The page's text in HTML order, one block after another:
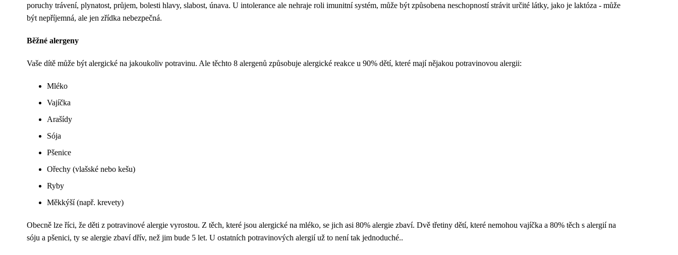
poruchy trávení, plynatost, průjem, bolesti hlavy, slabost, únava. U intolerance ale nehraje roli imunitní systém, může být způsobena neschopností strávit určité látky, jako je laktóza - může
být nepříjemná, ale jen zřídka nebezpečná.
Běžné alergeny
Vaše dítě může být alergické na jakoukoliv potravinu. Ale těchto 8 alergenů způsobuje alergické reakce u 90% dětí, které mají nějakou potravinovou alergii:
Mléko
Vajíčka
Arašídy
Sója
Pšenice
Ořechy (vlašské nebo kešu)
Ryby
Měkkýší (např. krevety)
Obecně lze říci, že děti z potravinové alergie vyrostou. Z těch, které jsou alergické na mléko, se jich asi 80% alergie zbaví. Dvě třetiny dětí, které nemohou vajíčka a 80% těch s alergií na
sóju a pšenici, ty se alergie zbaví dřív, než jim bude 5 let. U ostatních potravinových alergií už to není tak jednoduché..